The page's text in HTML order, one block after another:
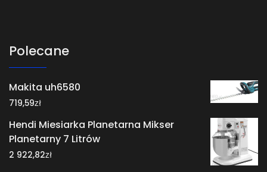
Polecane
Makita uh6580
719,59zł
Hendi Miesiarka Planetarna Mikser
Planetarny 7 Litrów
2 922,82zł